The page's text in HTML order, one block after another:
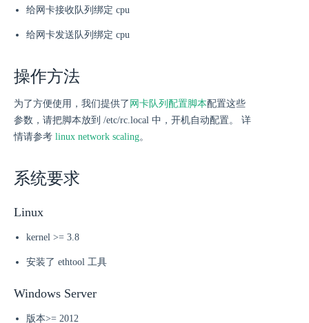
给网卡接收队列绑定 cpu
给网卡发送队列绑定 cpu
操作方法
为了方便使用，我们提供了 网卡队列配置脚本配置这些
参数，请把脚本放到 /etc/rc.local 中，开机自动配置。 详
情请参考 linux network scaling。
系统要求
Linux
kernel >= 3.8
安装了 ethtool 工具
Windows Server
版本>= 2012